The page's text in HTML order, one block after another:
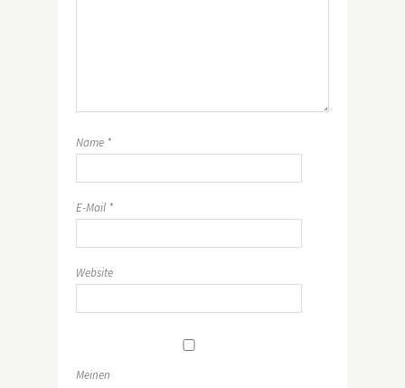
Name *
E-Mail *
Website
Meinen